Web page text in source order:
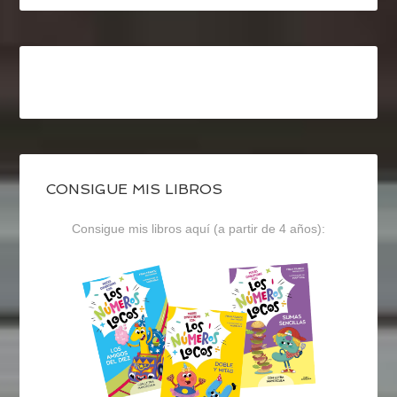
CONSIGUE MIS LIBROS
Consigue mis libros aquí (a partir de 4 años):